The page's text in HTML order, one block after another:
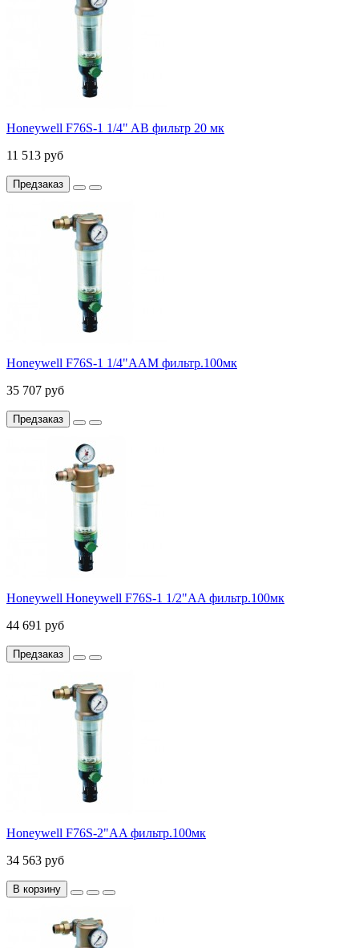
Honeywell F76S-1 1/4" AB фильтр 20 мк
11 513 руб
Предзаказ
Honeywell F76S-1 1/4"AAM фильтр.100мк
35 707 руб
Предзаказ
Honeywell Honeywell F76S-1 1/2"AA фильтр.100мк
44 691 руб
Предзаказ
Honeywell F76S-2"AA фильтр.100мк
34 563 руб
В корзину